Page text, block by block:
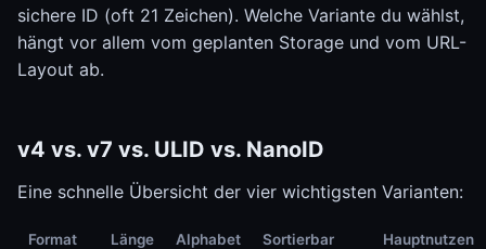
sichere ID (oft 21 Zeichen). Welche Variante du wählst,
hängt vor allem vom geplanten Storage und vom URL-
Layout ab.
v4 vs. v7 vs. ULID vs. NanoID
Eine schnelle Übersicht der vier wichtigsten Varianten:
Format Länge Alphabet Sortierbar Hauptnutzen